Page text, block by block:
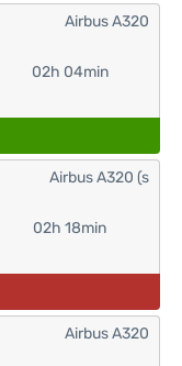
02h 04min
Airbus A320
02h 18min
Airbus A320 (s
Airbus A320